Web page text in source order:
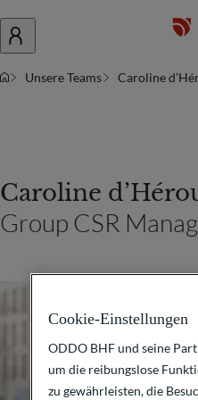
Unsere Teams Caroline
Caroline
Group CSR
Cookie-Einstellungen
ODDO BHF und seine
um die reibungslose
zu gewährleisten, die